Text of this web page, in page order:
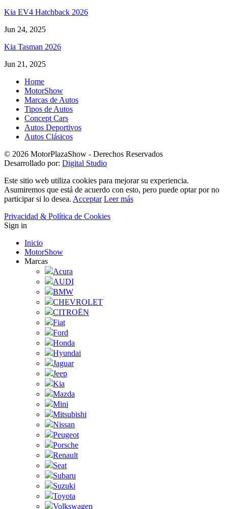
Kia EV4 Hatchback 2026
Jun 24, 2025
Kia Tasman 2026
Jun 21, 2025
Home
MotorShow
Marcas de Autos
Tipos de Autos
Concept Cars
Autos Deportivos
Autos Clásicos
© 2026 MotorPlazaShow - Derechos Reservados
Desarrollado por: Digital Studio
Este sitio web utiliza cookies para mejorar su experiencia.
Asumiremos que está de acuerdo con esto, pero puede optar por no
participar si lo desea. Acceptar Leer más
Privacidad & Política de Cookies
Sign in
Inicio
MotorShow
Marcas
Acura
AUDI
BMW
CHEVROLET
CITROËN
Fiat
Ford
Honda
Hyundai
Jaguar
Jeep
Kia
Mazda
Mini
Mitsubishi
Nissan
Peugeot
Porsche
Renault
Seat
Subaru
Suzuki
Toyota
Volkswagen